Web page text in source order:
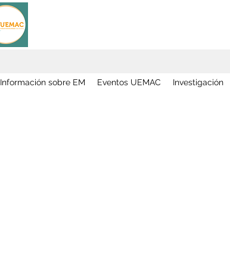
Información sobre EM Eventos UEMAC Investigación